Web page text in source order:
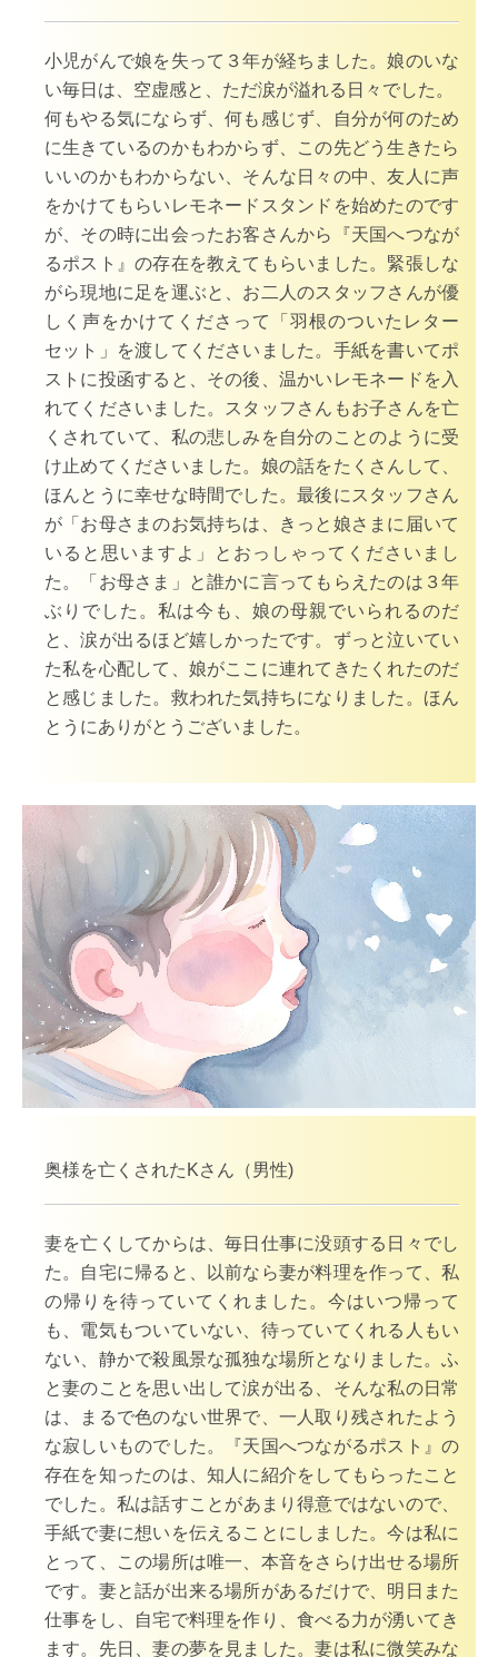
小児がんで娘を失って３年が経ちました。娘のいな
い毎日は、 空虚感と、ただ涙が溢れる日々でした。
何もやる気にならず、何も感じず、自分が何のため
に生きているのかもわからず、この先どう生きたら
いいのかもわからない、そんな日々の中、友人に声
をかけてもらいレモネードスタンドを始めたのです
が、その時に出会ったお客さんから『天国へつなが
るポスト』の存在を教えてもらいました。緊張しな
がら現地に足を運ぶと、お二人のスタッフさんが優
しく声をかけてくださって「羽根のついたレター
セット」を渡してくださいました。手紙を書いてポ
ストに投函すると、その後、温かいレモネードを入
れてくださいました。スタッフさんもお子さんを亡
くされていて、私の悲しみを自分のことのように受
け止めてくださいました。娘の話をたくさんして、
ほんとうに幸せな時間でした。最後にスタッフさん
が「お母さまのお気持ちは、きっと娘さまに届いて
いると思いますよ」とおっしゃってくださいまし
た。「お母さま」と誰かに言ってもらえたのは３年
ぶりでした。私は今も、娘の母親でいられるのだ
と、涙が出るほど嬉しかったです。ずっと泣いてい
た私を心配して、娘がここに連れてきたくれたのだ
と感じました。救われた気持ちになりました。ほん
とうにありがとうございました。
奥様を亡くされたKさん（男性)
妻を亡くしてからは、毎日仕事に没頭する日々でし
た。自宅に帰ると、以前なら妻が料理を作って、私
の帰りを待っていてくれました。今はいつ帰って
も、電気もついていない、待っていてくれる人もい
ない、静かで殺風景な孤独な場所となりました。ふ
と妻のことを思い出して涙が出る、そんな私の日常
は、まるで色のない世界で、一人取り残されたよう
な寂しいものでした。『天国へつながるポスト』の
存在を知ったのは、知人に紹介をしてもらったこと
でした。 私は話すことがあまり得意ではないので、
手紙で妻に想いを伝えることにしました。今は私に
とって、この場所は唯一、本音をさらけ出せる場所
です。妻と話が出来る場所があるだけで、明日また
仕事をし、自宅で料理を作り、食べる力が湧いてき
ます。先日、妻の夢を見ました。妻は私に微笑みな